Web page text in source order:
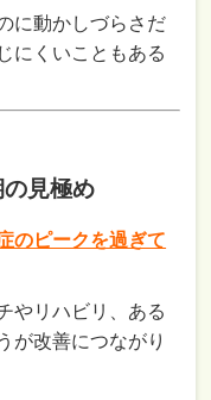
に動かしづらさだ
にくいこともある
見極め
のピークを過ぎて
やリハビリ、ある
が改善につながり